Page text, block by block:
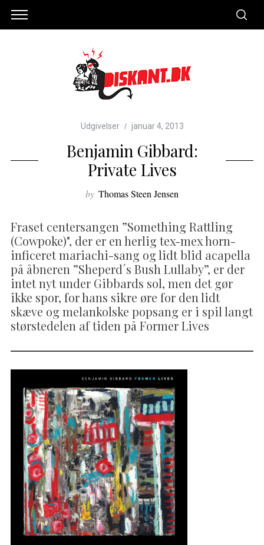
Udgivelser januar 4, 2013
Benjamin Gibbard:
Private Lives
by Thomas Steen Jensen
Fraset centersangen ”Something Rattling
(Cowpoke)", der er en herlig tex-mex horn-
inficeret mariachi-sang og lidt blid acapella
på åbneren ”Sheperd´s Bush Lullaby”, er der
intet nyt under Gibbards sol, men det gør
ikke spor, for hans sikre øre for den lidt
skæve og melankolske popsang er i spil langt
størstedelen af tiden på Former Lives